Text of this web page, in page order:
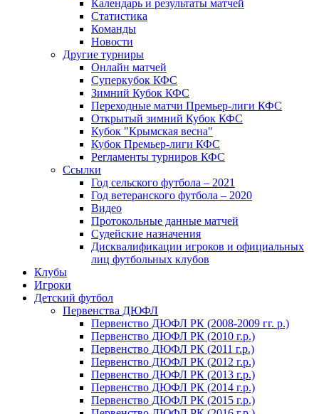
Календарь и результаты матчей
Статистика
Команды
Новости
Другие турниры
Онлайн матчей
Суперкубок КФС
Зимний Кубок КФС
Переходные матчи Премьер-лиги КФС
Открытый зимний Кубок КФС
Кубок "Крымская весна"
Кубок Премьер-лиги КФС
Регламенты турниров КФС
Ссылки
Год сельского футбола – 2021
Год ветеранского футбола – 2020
Видео
Протокольные данные матчей
Судейские назначения
Дисквалификации игроков и официальных
лиц футбольных клубов
Клубы
Игроки
Детский футбол
Первенства ДЮФЛ
Первенство ДЮФЛ РК (2008-2009 гг. р.)
Первенство ДЮФЛ РК (2010 г.р.)
Первенство ДЮФЛ РК (2011 г.р.)
Первенство ДЮФЛ РК (2012 г.р.)
Первенство ДЮФЛ РК (2013 г.р.)
Первенство ДЮФЛ РК (2014 г.р.)
Первенство ДЮФЛ РК (2015 г.р.)